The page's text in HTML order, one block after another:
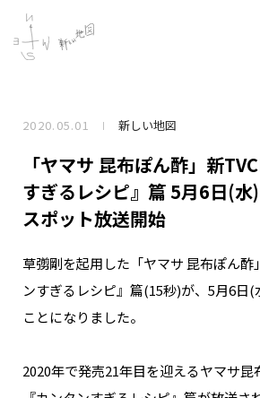
NEWS
SCHEDULE
稲垣 吾郎 草彅 剛 香取 慎吾
DISCOGRAPHY
CHIZUSHOP
2020.05.01 新しい地図
「ヤマサ 昆布ぽん酢」新
すぎるレシピ』篇 5月6日(水
スポット放送開始
草彅剛を起用した「ヤマサ 昆布ぽん酢
ンすぎるレシピ』篇(15秒)が、5月6日(
ことになりました。
2020年で発売21年目を迎えるヤマサ昆